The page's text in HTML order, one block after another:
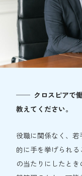
クロスピアで
教えてください。
役職に関係なく、
的に手を挙げられ
の当たりにしたと